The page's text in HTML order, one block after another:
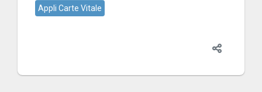
Appli Carte Vitale